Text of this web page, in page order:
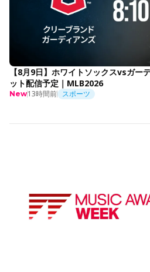
【8月9日】ホワイトソックスvsガー
ット配信予定｜MLB2026
New13時間前 スポーツ